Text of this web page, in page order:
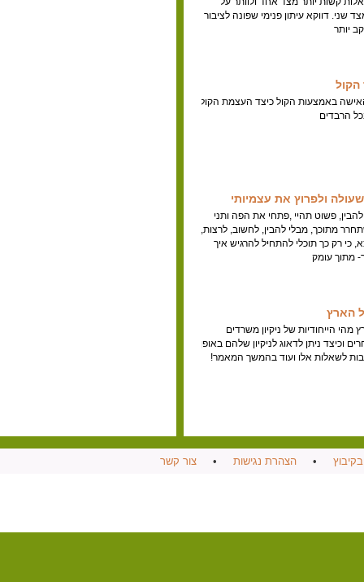
שני. דווקא עיתון פנימי שפונה לציבור
יותר
באמצעות הקול כיצד העצמת הקול
הרבדים
ולפרוץ את עצמיותי
פשוט תהיי ,פתחי את הפה ותני
מתוכך, מבלי להבין, לחשוב, לרצות,
כי רק כך תוכלי להתחיל להרגיש איך
מתוך עומק
הארץ
מהי הייחודיות של ניקיון משרדים
וכיצד ניתן לדאוג לניקיון שלהם באופן
לשאלות אלו ועוד בהמשך המאמר!
•הצהרת נגישות •צור קשר